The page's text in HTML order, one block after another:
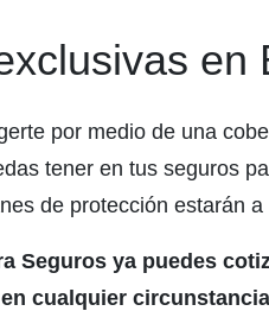
en
por medio de una
tener en tus seguros
de protección estarán
Seguros ya puedes
cualquier